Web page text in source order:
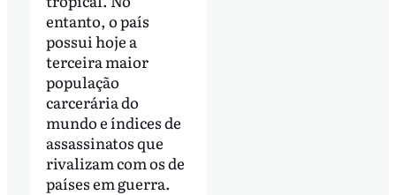
entanto, o país
possui hoje a
terceira maior
população
carcerária do
mundo e índices de
assassinatos que
rivalizam com os de
países em guerra.